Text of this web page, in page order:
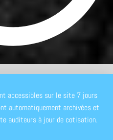
accessibles sur le site 7 jours
automatiquement archivées et
auditeurs à jour de cotisation.